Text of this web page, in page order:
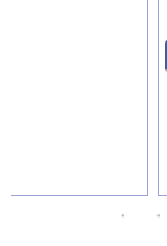
このツアーをく